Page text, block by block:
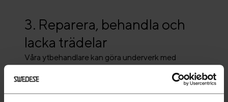
3. Reparera, behandla och
lacka trädelar
Våra ytbehandlare kan göra underverk med
trädelarna på dina möbler. Vi lagar, spacklar, limmar
och slipar era möblers trädetaljer. Ni kan även välja
en ny ytbehandlig, vi jobbar med olja,